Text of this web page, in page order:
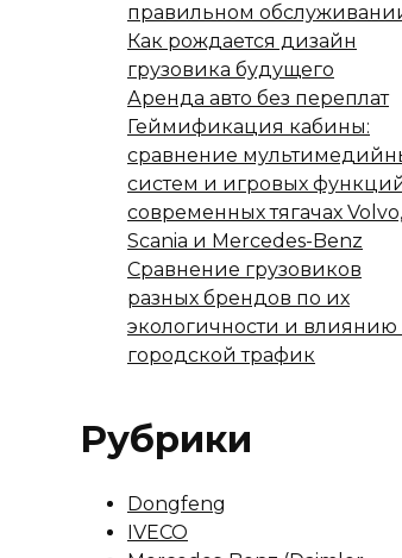
правильном
Как рождается дизайн
грузовика будущего
Аренда авто без переплат
Геймификация кабины:
сравнение
систем и игровых
современных тягачах Volvo,
Scania и Mercedes-Benz
Сравнение грузовиков
разных брендов по их
экологичности и влиянию
городской трафик
Рубрики
Dongfeng
IVECO